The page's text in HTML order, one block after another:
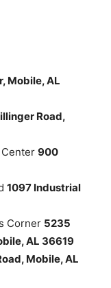
Mobile, AL
Road,
900
1097 Industrial
Corner 5235
AL 36619
Mobile, AL